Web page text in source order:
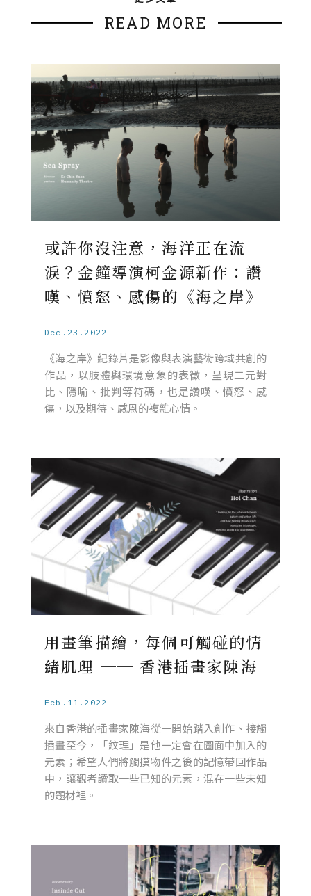
READ MORE
或許你沒注意，海洋正在流
淚？金鐘導演柯金源新作：讚
嘆、憤怒、感傷的《海之岸》
Dec.23.2022
《海之岸》紀錄片是影像與表演藝術跨域共創的
作品，以肢體與環境意象的表徵，呈現二元對
比、隱喻、批判等符碼，也是讚嘆、憤怒、感
傷，以及期待、感恩的複雜心情。
用畫筆描繪，每個可觸碰的情
緒肌理 ── 香港插畫家陳海
Feb.11.2022
來自香港的插畫家陳海從一開始踏入創作、接觸
插畫至今，「紋理」是他一定會在圖面中加入的
元素；希望人們將觸摸物件之後的記憶帶回作品
中，讓觀者讀取一些已知的元素，混在一些未知
的題材裡。